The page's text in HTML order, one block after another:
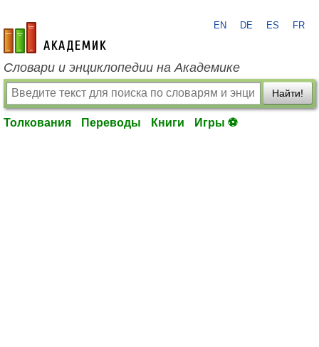
academic.ru
EN DE ES FR
Словари и энциклопедии на Академике
Найти!
Толкования Переводы Книги Игры ⚽